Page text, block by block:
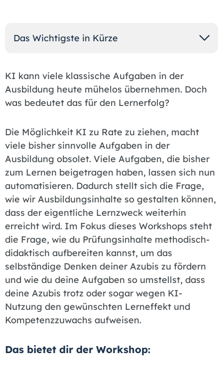
Das Wichtigste in Kürze
KI kann viele klassische Aufgaben in der
Ausbildung heute mühelos übernehmen. Doch
was bedeutet das für den Lernerfolg?
Die Möglichkeit KI zu Rate zu ziehen, macht
viele bisher sinnvolle Aufgaben in der
Ausbildung obsolet. Viele Aufgaben, die bisher
zum Lernen beigetragen haben, lassen sich nun
automatisieren. Dadurch stellt sich die Frage,
wie wir Ausbildungsinhalte so gestalten können,
dass der eigentliche Lernzweck weiterhin
erreicht wird. Im Fokus dieses Workshops steht
die Frage, wie du Prüfungsinhalte methodisch-
didaktisch aufbereiten kannst, um das
selbständige Denken deiner Azubis zu fördern
und wie du deine Aufgaben so umstellst, dass
deine Azubis trotz oder sogar wegen KI-
Nutzung den gewünschten Lerneffekt und
Kompetenzzuwachs aufweisen.
Das bietet dir der Workshop: